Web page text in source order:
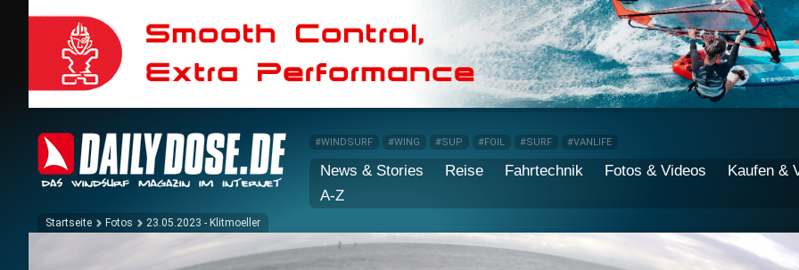
#WINDSURF #WING #SUP #FOIL #SURF #VANLIFE
News & Stories Reise Fahrtechnik Fotos & Videos
Kaufen &
A-Z
Startseite Fotos 23.05.2023 - Klitmoeller